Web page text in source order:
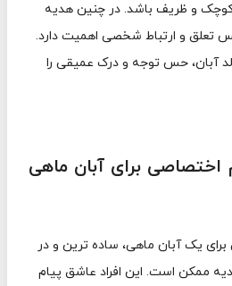
کوچک و ظریف باشد. در چنین هدیه
تعلق و ارتباط شخصی اهمیت دارد.
آبان، حس توجه و درک عمیقی را
اختصاصی برای آبان ماهی
یک آبان ماهی، ساده ترین و در
ممکن است. این افراد عاشق پیام